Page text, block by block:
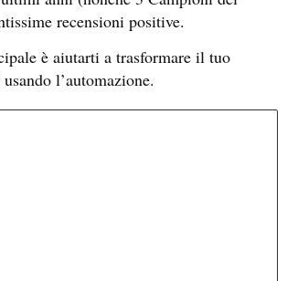
recensioni positive.
è aiutarti a trasformare il tuo
l’automazione.